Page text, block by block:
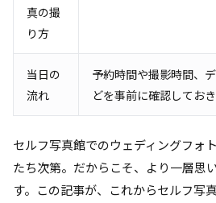
真の撮
り方
当日の
流れ
予約時間や撮影時間、
どを事前に確認しておき
セルフ写真館でのウェディングフォ
たち次第。だからこそ、より一層思
す。この記事が、これからセルフ写